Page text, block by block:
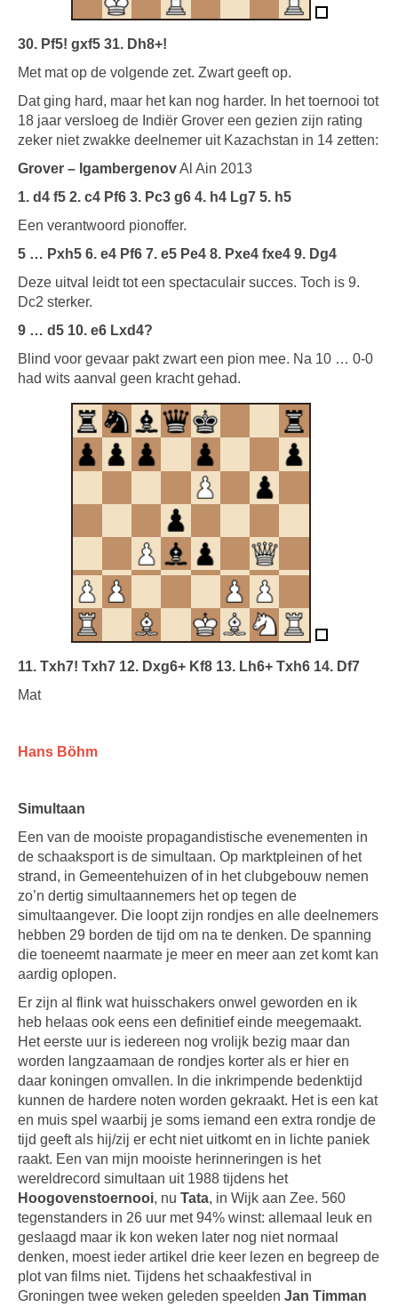
30. Pf5! gxf5 31. Dh8+!
Met mat op de volgende zet. Zwart geeft op.
Dat ging hard, maar het kan nog harder. In het toernooi tot
18 jaar versloeg de Indiër Grover een gezien zijn rating
zeker niet zwakke deelnemer uit Kazachstan in 14 zetten:
Grover – IgambergenovAl Ain 2013
1. d4 f5 2. c4 Pf6 3. Pc3 g6 4. h4 Lg7 5. h5
Een verantwoord pionoffer.
5 … Pxh5 6. e4 Pf6 7. e5 Pe4 8. Pxe4 fxe4 9. Dg4
Deze uitval leidt tot een spectaculair succes. Toch is 9.
Dc2 sterker.
9 … d5 10. e6 Lxd4?
Blind voor gevaar pakt zwart een pion mee. Na 10 … 0-0
had wits aanval geen kracht gehad.
11. Txh7! Txh7 12. Dxg6+ Kf8 13. Lh6+ Txh6 14. Df7
Mat
Hans Böhm
Simultaan
Een van de mooiste propagandistische evenementen in
de schaaksport is de simultaan. Op marktpleinen of het
strand, in Gemeentehuizen of in het clubgebouw nemen
zo’n dertig simultaannemers het op tegen de
simultaangever. Die loopt zijn rondjes en alle deelnemers
hebben 29 borden de tijd om na te denken. De spanning
die toeneemt naarmate je meer en meer aan zet komt kan
aardig oplopen.
Er zijn al flink wat huisschakers onwel geworden en ik
heb helaas ook eens een definitief einde meegemaakt.
Het eerste uur is iedereen nog vrolijk bezig maar dan
worden langzaamaan de rondjes korter als er hier en
daar koningen omvallen. In die inkrimpende bedenktijd
kunnen de hardere noten worden gekraakt. Het is een kat
en muis spel waarbij je soms iemand een extra rondje de
tijd geeft als hij/zij er echt niet uitkomt en in lichte paniek
raakt. Een van mijn mooiste herinneringen is het
wereldrecord simultaan uit 1988 tijdens het
Hoogovenstoernooi, nu Tata, in Wijk aan Zee. 560
tegenstanders in 26 uur met 94% winst: allemaal leuk en
geslaagd maar ik kon weken later nog niet normaal
denken, moest ieder artikel drie keer lezen en begreep de
plot van films niet. Tijdens het schaakfestival in
Groningen twee weken geleden speelden Jan Timman